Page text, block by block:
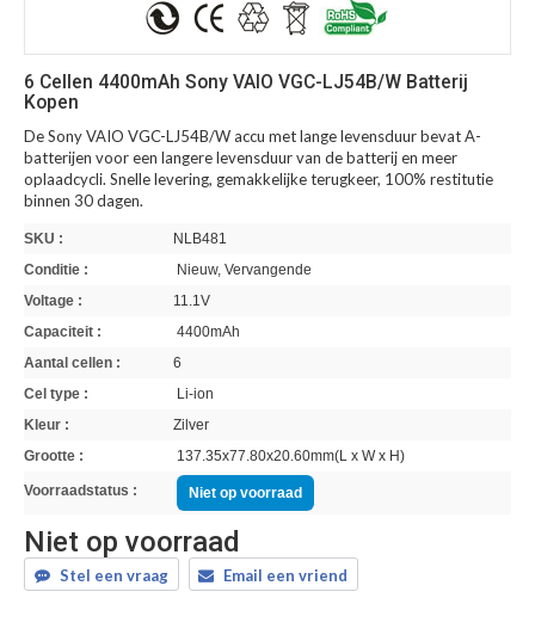
6 Cellen 4400mAh Sony VAIO VGC-LJ54B/W Batterij
Kopen
De Sony VAIO VGC-LJ54B/W accu met lange levensduur bevat A-
batterijen voor een langere levensduur van de batterij en meer
oplaadcycli. Snelle levering, gemakkelijke terugkeer, 100% restitutie
binnen 30 dagen.
SKU :
NLB481
Conditie :
Nieuw, Vervangende
Voltage :
11.1V
Capaciteit :
4400mAh
Aantal cellen :
6
Cel type :
Li-ion
Kleur :
Zilver
Grootte :
137.35x77.80x20.60mm(L x W x H)
Voorraadstatus : Niet op voorraad
Niet op voorraad
Stel een vraag Email een vriend